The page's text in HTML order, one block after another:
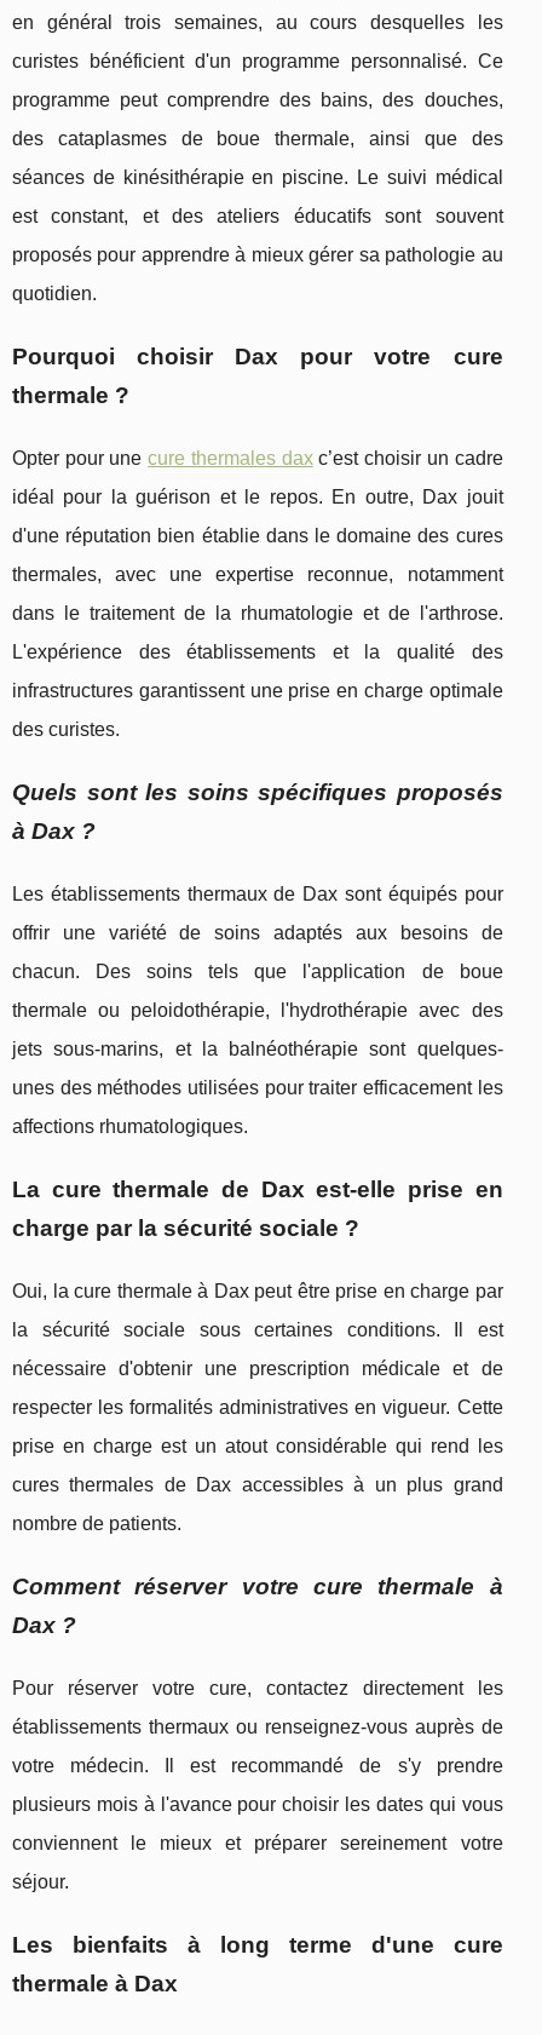
en général trois semaines, au cours desquelles les
curistes bénéficient d'un programme personnalisé. Ce
programme peut comprendre des bains, des douches,
des cataplasmes de boue thermale, ainsi que des
séances de kinésithérapie en piscine. Le suivi médical
est constant, et des ateliers éducatifs sont souvent
proposés pour apprendre à mieux gérer sa pathologie au
quotidien.
Pourquoi choisir Dax pour votre cure
thermale ?
Opter pour unecure thermales daxc’est choisir un cadre
idéal pour la guérison et le repos. En outre, Dax jouit
d'une réputation bien établie dans le domaine des cures
thermales, avec une expertise reconnue, notamment
dans le traitement de la rhumatologie et de l'arthrose.
L'expérience des établissements et la qualité des
infrastructures garantissent une prise en charge optimale
des curistes.
Quels sont les soins spécifiques proposés
à Dax ?
Les établissements thermaux de Dax sont équipés pour
offrir une variété de soins adaptés aux besoins de
chacun. Des soins tels que l'application de boue
thermale ou peloidothérapie, l'hydrothérapie avec des
jets sous-marins, et la balnéothérapie sont quelques-
unes des méthodes utilisées pour traiter efficacement les
affections rhumatologiques.
La cure thermale de Dax est-elle prise en
charge par la sécurité sociale ?
Oui, la cure thermale à Dax peut être prise en charge par
la sécurité sociale sous certaines conditions. Il est
nécessaire d'obtenir une prescription médicale et de
respecter les formalités administratives en vigueur. Cette
prise en charge est un atout considérable qui rend les
cures thermales de Dax accessibles à un plus grand
nombre de patients.
Comment réserver votre cure thermale à
Dax ?
Pour réserver votre cure, contactez directement les
établissements thermaux ou renseignez-vous auprès de
votre médecin. Il est recommandé de s'y prendre
plusieurs mois à l'avance pour choisir les dates qui vous
conviennent le mieux et préparer sereinement votre
séjour.
Les bienfaits à long terme d'une cure
thermale à Dax